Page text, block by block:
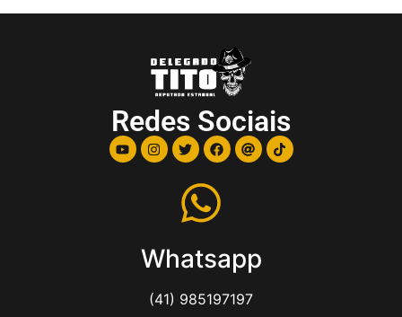
Redes Sociais
Whatsapp
(41) 985197197